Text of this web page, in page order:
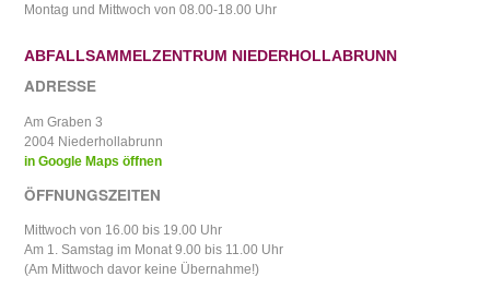
Montag und Mittwoch von 08.00-18.00 Uhr
ABFALLSAMMELZENTRUM NIEDERHOLLABRUNN
ADRESSE
Am Graben 3
2004 Niederhollabrunn
in Google Maps öffnen
ÖFFNUNGSZEITEN
Mittwoch von 16.00 bis 19.00 Uhr
Am 1. Samstag im Monat 9.00 bis 11.00 Uhr
(Am Mittwoch davor keine Übernahme!)